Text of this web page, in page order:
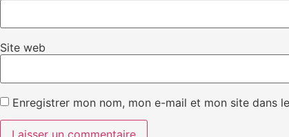
Site web
Enregistrer mon nom, mon e-mail et mon site dans